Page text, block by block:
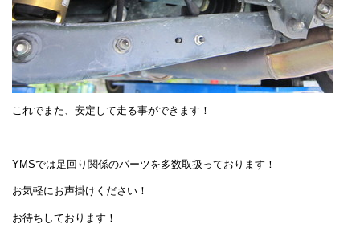
これでまた、安定して走る事ができます！
YMSでは足回り関係のパーツを多数取扱っております！
お気軽にお声掛けください！
お待ちしております！